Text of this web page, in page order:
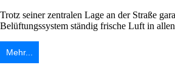
Trotz seiner zentralen Lage an der Straße
Belüftungssystem ständig frische Luft in
eine Atmosphäre, die zum Wohlfühlen einlädt.
Mehr...